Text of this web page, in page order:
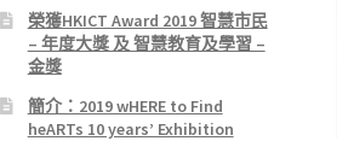
榮獲HKICT Award 2019 智慧市民
– 年度大獎 及 智慧教育及學習 –
金獎
簡介：2019 wHERE to Find
heARTs 10 years’ Exhibition